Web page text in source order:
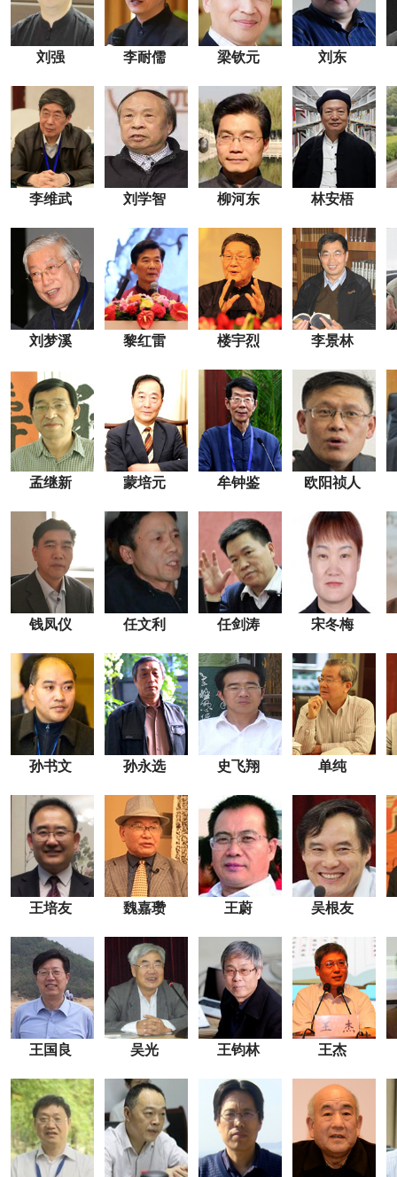
刘强 李耐儒 梁钦元 刘东
李维武 刘学智 柳河东 林安梧
刘梦溪 黎红雷 楼宇烈 李景林
孟继新 蒙培元 牟钟鉴 欧阳祯人
钱凤仪 任文利 任剑涛 宋冬梅
孙书文 孙永选 史飞翔 单纯
王培友 魏嘉瓒 王蔚 吴根友
王国良 吴光 王钧林 王杰